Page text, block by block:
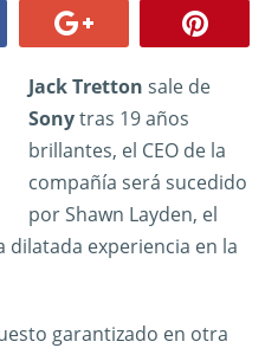
Jack Tretton sale de
Sonytras 19 años
brillantes, el CEO de la
compañía será sucedido
por Shawn Layden, el
dilatada experiencia en la
garantizado en otra